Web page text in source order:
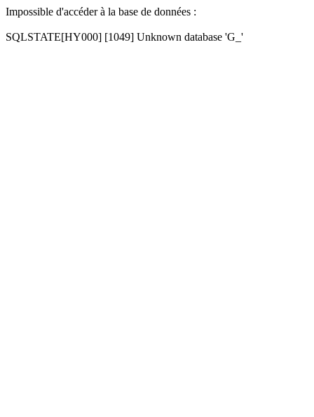
Impossible d'accéder à la base de données :
SQLSTATE[HY000] [1049] Unknown database 'G_'